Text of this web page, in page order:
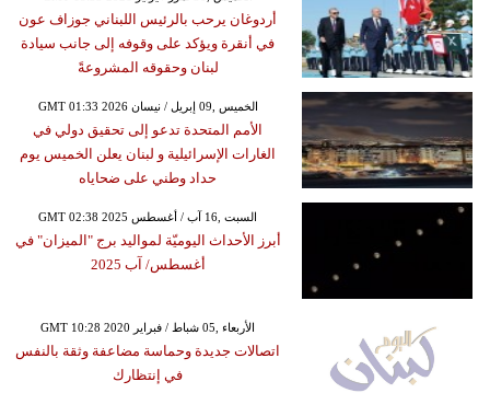
أردوغان يرحب بالرئيس اللبناني جوزاف عون
في أنقرة ويؤكد على وقوفه إلى جانب سيادة
لبنان وحقوقه المشروعةً
GMT 01:33 2026 الخميس ,09 إبريل / نيسان
الأمم المتحدة تدعو إلى تحقيق دولي في
الغارات الإسرائيلية و لبنان يعلن الخميس يوم
حداد وطني على ضحاياه
GMT 02:38 2025 السبت ,16 آب / أغسطس
أبرز الأحداث اليوميّة لمواليد برج "الميزان" في
أغسطس/ آب 2025
GMT 10:28 2020 الأربعاء ,05 شباط / فبراير
اتصالات جديدة وحماسة مضاعفة وثقة بالنفس
في إنتظارك